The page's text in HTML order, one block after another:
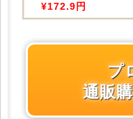
¥172.9円
プ
通販